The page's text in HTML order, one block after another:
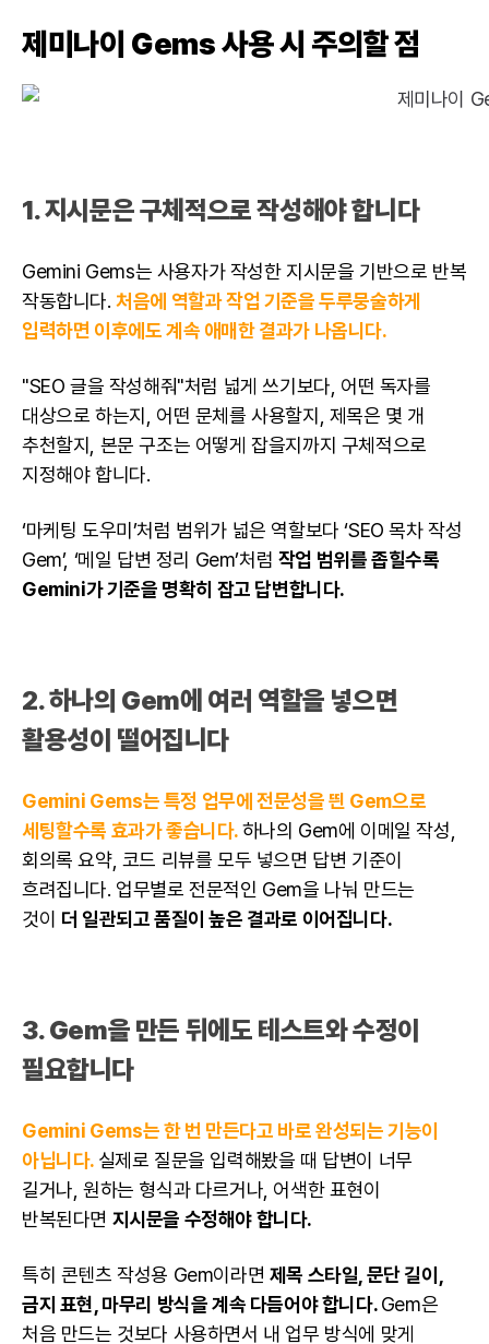
제미나이 Gems 사용 시 주의할 점
1. 지시문은 구체적으로 작성해야 합니다
Gemini Gems는 사용자가 작성한 지시문을 기반으로 반복
작동합니다.처음에 역할과 작업 기준을 두루뭉술하게
입력하면 이후에도 계속 애매한 결과가 나옵니다.
"SEO 글을 작성해줘"처럼 넓게 쓰기보다, 어떤 독자를
대상으로 하는지, 어떤 문체를 사용할지, 제목은 몇 개
추천할지, 본문 구조는 어떻게 잡을지까지 구체적으로
지정해야 합니다.
‘마케팅 도우미’처럼 범위가 넓은 역할보다 ‘SEO 목차 작성
Gem’, ‘메일 답변 정리 Gem’처럼 작업 범위를 좁힐수록
Gemini가 기준을 명확히 잡고 답변합니다.
2. 하나의 Gem에 여러 역할을 넣으면
활용성이 떨어집니다
Gemini Gems는 특정 업무에 전문성을 띈 Gem으로
세팅할수록 효과가 좋습니다.하나의 Gem에 이메일 작성,
회의록 요약, 코드 리뷰를 모두 넣으면 답변 기준이
흐려집니다. 업무별로 전문적인 Gem을 나눠 만드는
것이 더 일관되고 품질이 높은 결과로 이어집니다.
3. Gem을 만든 뒤에도 테스트와 수정이
필요합니다
Gemini Gems는 한 번 만든다고 바로 완성되는 기능이
아닙니다. 실제로 질문을 입력해봤을 때 답변이 너무
길거나, 원하는 형식과 다르거나, 어색한 표현이
반복된다면 지시문을 수정해야 합니다.
특히 콘텐츠 작성용 Gem이라면 제목 스타일, 문단 길이,
금지 표현, 마무리 방식을 계속 다듬어야 합니다.Gem은
처음 만드는 것보다 사용하면서 내 업무 방식에 맞게